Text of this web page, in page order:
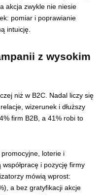
akcja zwykle nie niesie
pomiar i poprawianie
intuicję.
z wysokim
niż w B2C. Nadal liczy się
wizerunek i dłuższy
firm B2B, a 41% robi to
loterie i
współpracę i pozycję firmy
mówią wprost:
a bez gratyfikacji akcje